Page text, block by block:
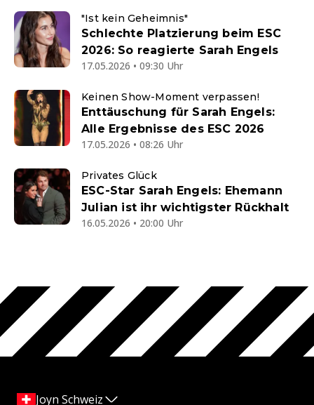
"Ist kein Geheimnis"
Schlechte Platzierung beim ESC
2026: So reagierte Sarah Engels
17.05.2026 • 09:30 Uhr
Keinen Show-Moment verpassen!
Enttäuschung für Sarah Engels:
Alle Ergebnisse des ESC 2026
17.05.2026 • 08:26 Uhr
Privates Glück
ESC-Star Sarah Engels: Ehemann
Julian ist ihr wichtigster Rückhalt
16.05.2026 • 20:00 Uhr
Joyn Schweiz